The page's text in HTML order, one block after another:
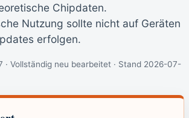
Chipdaten.
Nutzung sollte nicht auf Geräten
erfolgen.
· Vollständig neu bearbeitet · Stand 2026-07-